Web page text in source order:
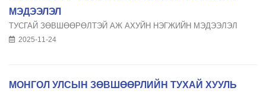
МЭДЭЭЛЭЛ
ТУСГАЙ ЗӨВШӨӨРӨЛТЭЙ АЖ АХУЙН НЭГЖИЙН МЭДЭЭЛЭЛ
2025-11-24
МОНГОЛ УЛСЫН ЗӨВШӨӨРЛИЙН ТУХАЙ ХУУЛЬ